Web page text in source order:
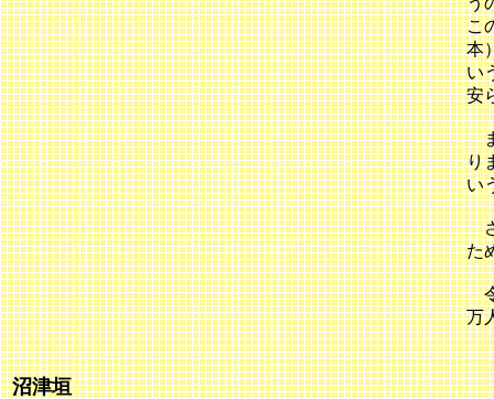
こ
本
い
安
ま
り
い
さ
た
令
万
沼津垣